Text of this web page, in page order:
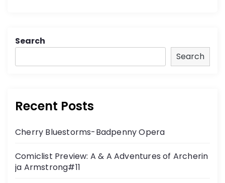
Search
Search
Recent Posts
Cherry Bluestorms-Badpenny Opera
Comiclist Preview: A & A Adventures of Archerin
ja Armstrong#11